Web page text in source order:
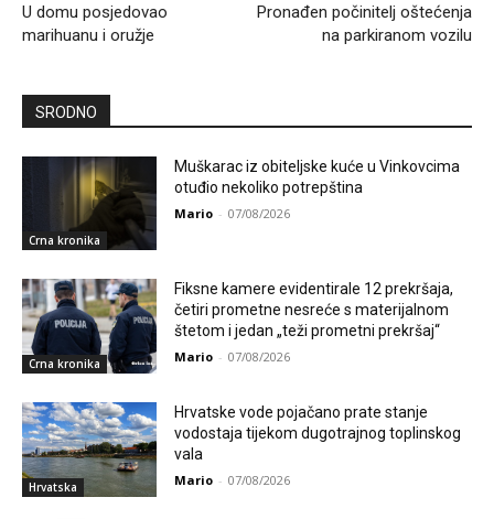
U domu posjedovao
marihuanu i oružje
Pronađen počinitelj oštećenja
na parkiranom vozilu
SRODNO
Crna kronika
Muškarac iz obiteljske kuće u Vinkovcima
otuđio nekoliko potrepština
Mario - 07/08/2026
Crna kronika
Fiksne kamere evidentirale 12 prekršaja,
četiri prometne nesreće s materijalnom
štetom i jedan „teži prometni prekršaj“
Mario - 07/08/2026
Hrvatska
Hrvatske vode pojačano prate stanje
vodostaja tijekom dugotrajnog toplinskog
vala
Mario - 07/08/2026